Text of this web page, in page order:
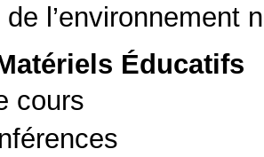
l’environnement
Éducatifs
cours